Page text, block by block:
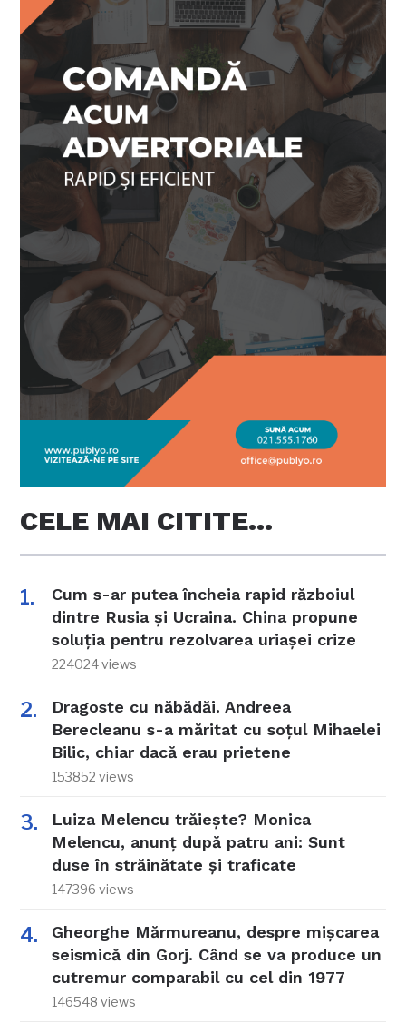
CELE MAI CITITE…
Cum s-ar putea încheia rapid războiul
dintre Rusia și Ucraina. China propune
soluția pentru rezolvarea uriașei crize
224024 views
Dragoste cu năbădăi. Andreea
Berecleanu s-a măritat cu soțul Mihaelei
Bilic, chiar dacă erau prietene
153852 views
Luiza Melencu trăiește? Monica
Melencu, anunț după patru ani: Sunt
duse în străinătate și traficate
147396 views
Gheorghe Mărmureanu, despre mișcarea
seismică din Gorj. Când se va produce un
cutremur comparabil cu cel din 1977
146548 views